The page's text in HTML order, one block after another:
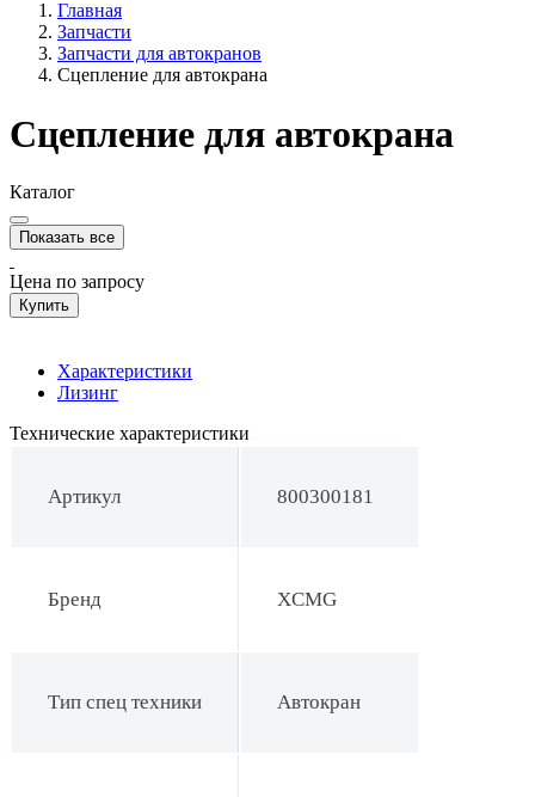
Главная
Запчасти
Запчасти для автокранов
Сцепление для автокрана
Сцепление для автокрана
Каталог
Показать все
Цена по запросу
Купить
Характеристики
Лизинг
Технические характеристики
Артикул 800300181
Бренд XCMG
Тип спец техники Автокран